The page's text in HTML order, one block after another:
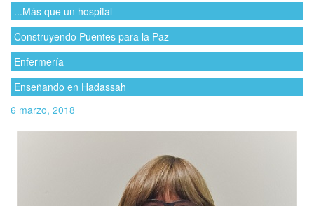
...Más que un hospital
Construyendo Puentes para la Paz
Enfermería
Enseñando en Hadassah
6 marzo, 2018